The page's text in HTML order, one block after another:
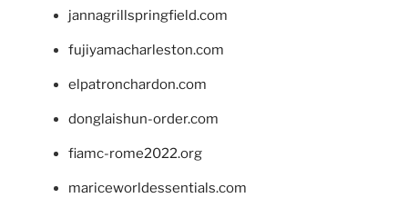
jannagrillspringfield.com
fujiyamacharleston.com
elpatronchardon.com
donglaishun-order.com
fiamc-rome2022.org
mariceworldessentials.com